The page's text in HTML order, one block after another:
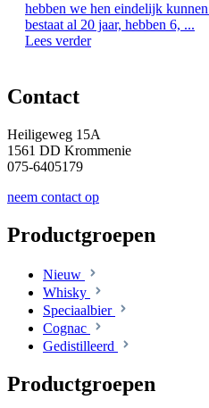
hebben we hen eindelijk
bestaat al 20 jaar, hebben 6, ...
Lees verder
Contact
Heiligeweg 15A
1561 DD Krommenie
075-6405179
neem contact op
Productgroepen
Nieuw
Whisky
Speciaalbier
Cognac
Gedistilleerd
Productgroepen